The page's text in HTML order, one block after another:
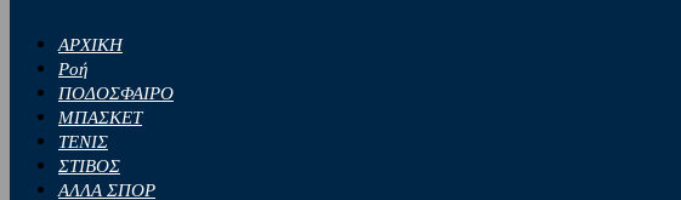
ΑΡΧΙΚΗ
Ροή
ΠΟΔΟΣΦΑΙΡΟ
ΜΠΑΣΚΕΤ
ΤΕΝΙΣ
ΣΤΙΒΟΣ
ΑΛΛΑ ΣΠΟΡ